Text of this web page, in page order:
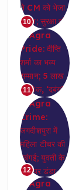
10
11
12